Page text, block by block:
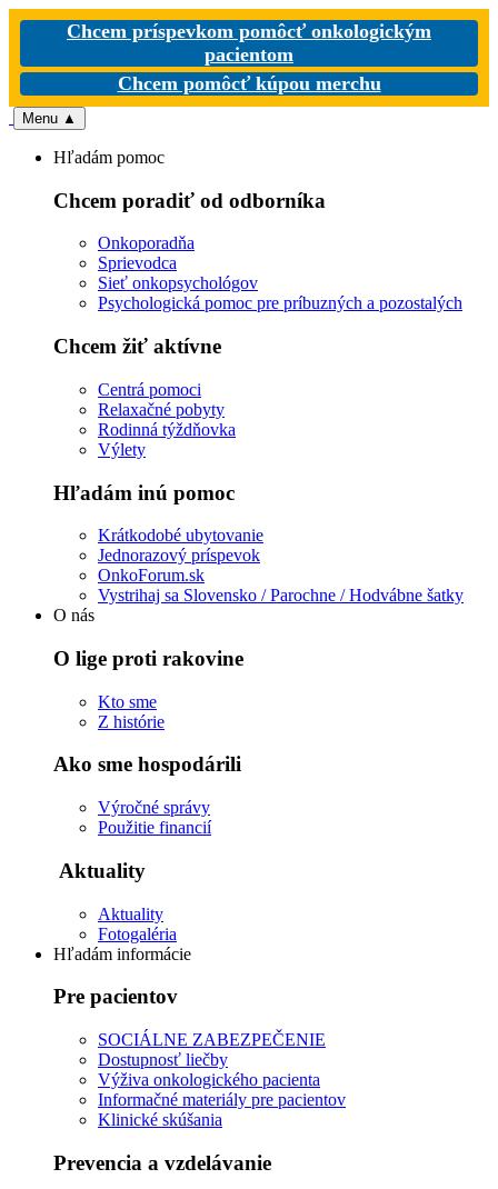
Chcem príspevkom pomôcť onkologickým
pacientom
Chcem pomôcť kúpou merchu
Menu ▲
Hľadám pomoc
Chcem poradiť od odborníka
Onkoporadňa
Sprievodca
Sieť onkopsychológov
Psychologická pomoc pre príbuzných a pozostalých
Chcem žiť aktívne
Centrá pomoci
Relaxačné pobyty
Rodinná týždňovka
Výlety
Hľadám inú pomoc
Krátkodobé ubytovanie
Jednorazový príspevok
OnkoForum.sk
Vystrihaj sa Slovensko / Parochne / Hodvábne šatky
O nás
O lige proti rakovine
Kto sme
Z histórie
Ako sme hospodárili
Výročné správy
Použitie financií
Aktuality
Aktuality
Fotogaléria
Hľadám informácie
Pre pacientov
SOCIÁLNE ZABEZPEČENIE
Dostupnosť liečby
Výživa onkologického pacienta
Informačné materiály pre pacientov
Klinické skúšania
Prevencia a vzdelávanie